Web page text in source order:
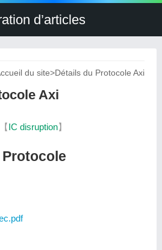
d’articles
du site>Détails du Protocole Axi
Axi
【IC disruption】